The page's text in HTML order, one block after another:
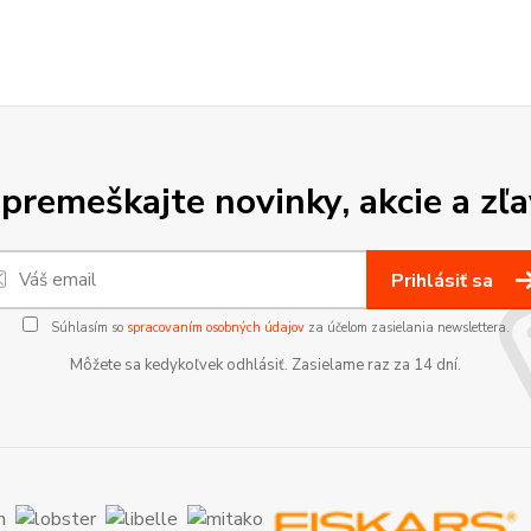
novinky, akcie a
Prihlásiť sa
Súhlasím so spracovaním osobných údajovza účelom zasielania newslettera.
Môžete sa kedykoľvek odhlásiť. Zasielame raz za 14 dní.